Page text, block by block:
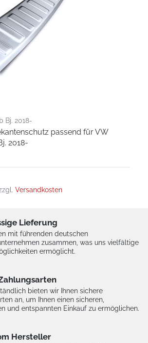
Bj. 2018-
passend für VW
2018-
Versandkosten
Lieferung
mit führenden deutschen
zusammen, was uns vielfältige
ermöglicht.
bieten wir Ihnen sichere
an, um Ihnen einen sicheren,
und entspannten Einkauf zu ermöglichen.
Hersteller